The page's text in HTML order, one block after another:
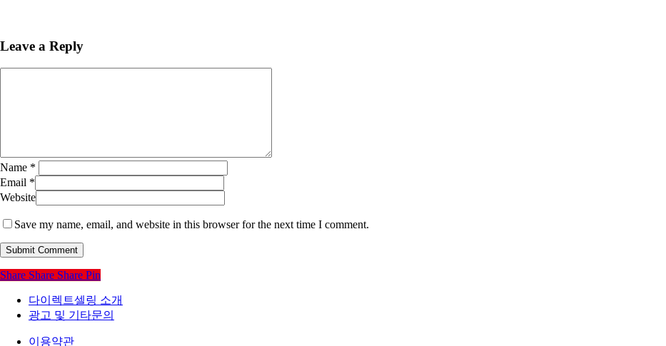
Leave a Reply
Name *
Email *
Website
Save my name, email, and website in this browser for the next time I comment.
Share Share Share Pin
다이렉트셀링 소개
광고 및 기타문의
이용약관